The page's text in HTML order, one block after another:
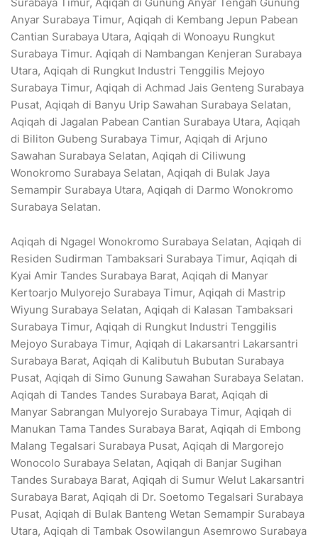
Surabaya Timur, Aqiqah di Gunung Anyar Tengah Gunung
Anyar Surabaya Timur, Aqiqah di Kembang Jepun Pabean
Cantian Surabaya Utara, Aqiqah di Wonoayu Rungkut
Surabaya Timur. Aqiqah di Nambangan Kenjeran Surabaya
Utara, Aqiqah di Rungkut Industri Tenggilis Mejoyo
Surabaya Timur, Aqiqah di Achmad Jais Genteng Surabaya
Pusat, Aqiqah di Banyu Urip Sawahan Surabaya Selatan,
Aqiqah di Jagalan Pabean Cantian Surabaya Utara, Aqiqah
di Biliton Gubeng Surabaya Timur, Aqiqah di Arjuno
Sawahan Surabaya Selatan, Aqiqah di Ciliwung
Wonokromo Surabaya Selatan, Aqiqah di Bulak Jaya
Semampir Surabaya Utara, Aqiqah di Darmo Wonokromo
Surabaya Selatan.
Aqiqah di Ngagel Wonokromo Surabaya Selatan, Aqiqah di
Residen Sudirman Tambaksari Surabaya Timur, Aqiqah di
Kyai Amir Tandes Surabaya Barat, Aqiqah di Manyar
Kertoarjo Mulyorejo Surabaya Timur, Aqiqah di Mastrip
Wiyung Surabaya Selatan, Aqiqah di Kalasan Tambaksari
Surabaya Timur, Aqiqah di Rungkut Industri Tenggilis
Mejoyo Surabaya Timur, Aqiqah di Lakarsantri Lakarsantri
Surabaya Barat, Aqiqah di Kalibutuh Bubutan Surabaya
Pusat, Aqiqah di Simo Gunung Sawahan Surabaya Selatan.
Aqiqah di Tandes Tandes Surabaya Barat, Aqiqah di
Manyar Sabrangan Mulyorejo Surabaya Timur, Aqiqah di
Manukan Tama Tandes Surabaya Barat, Aqiqah di Embong
Malang Tegalsari Surabaya Pusat, Aqiqah di Margorejo
Wonocolo Surabaya Selatan, Aqiqah di Banjar Sugihan
Tandes Surabaya Barat, Aqiqah di Sumur Welut Lakarsantri
Surabaya Barat, Aqiqah di Dr. Soetomo Tegalsari Surabaya
Pusat, Aqiqah di Bulak Banteng Wetan Semampir Surabaya
Utara, Aqiqah di Tambak Osowilangun Asemrowo Surabaya